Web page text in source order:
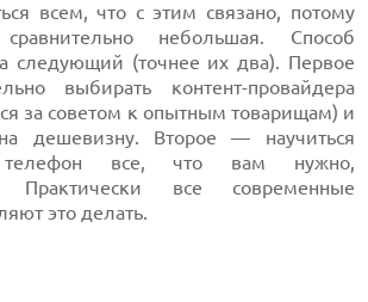
всем, что с этим связано, потому
небольшая. Способ
следующий (точнее их два). Первое
выбирать контент-провайдера
за советом к опытным товарищам) и
дешевизну. Второе — научиться
телефон все, что вам нужно,
Практически все современные
это делать.